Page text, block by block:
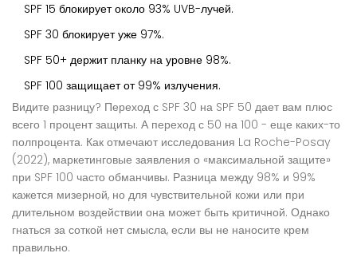
SPF 15 блокирует около 93% UVB-лучей.
SPF 30 блокирует уже 97%.
SPF 50+ держит планку на уровне 98%.
SPF 100 защищает от 99% излучения.
Видите разницу? Переход с SPF 30 на SPF 50 дает вам плюс
всего 1 процент защиты. А переход с 50 на 100 - еще каких-то
полпроцента. Как отмечают исследования La Roche-Posay
(2022), маркетинговые заявления о «максимальной защите»
при SPF 100 часто обманчивы. Разница между 98% и 99%
кажется мизерной, но для чувствительной кожи или при
длительном воздействии она может быть критичной. Однако
гнаться за соткой нет смысла, если вы не наносите крем
правильно.